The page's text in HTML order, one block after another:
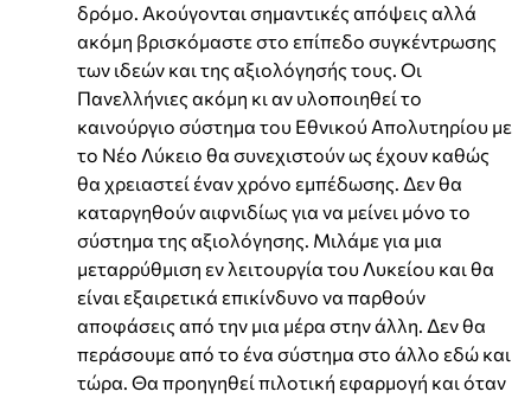
δρόμο. Ακούγονται σημαντικές απόψεις αλλά
ακόμη βρισκόμαστε στο επίπεδο συγκέντρωσης
των ιδεών και της αξιολόγησής τους. Οι
Πανελλήνιες ακόμη κι αν υλοποιηθεί το
καινούργιο σύστημα του Εθνικού Απολυτηρίου με
το Νέο Λύκειο θα συνεχιστούν ως έχουν καθώς
θα χρειαστεί έναν χρόνο εμπέδωσης. Δεν θα
καταργηθούν αιφνιδίως για να μείνει μόνο το
σύστημα της αξιολόγησης. Μιλάμε για μια
μεταρρύθμιση εν λειτουργία του Λυκείου και θα
είναι εξαιρετικά επικίνδυνο να παρθούν
αποφάσεις από την μια μέρα στην άλλη. Δεν θα
περάσουμε από το ένα σύστημα στο άλλο εδώ και
τώρα. Θα προηγηθεί πιλοτική εφαρμογή και όταν